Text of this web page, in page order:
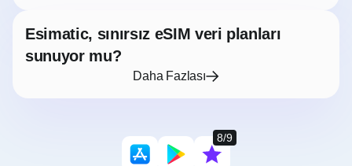
Esimatic, sınırsız eSIM veri planları
sunuyor mu?
Daha Fazlası
8/9